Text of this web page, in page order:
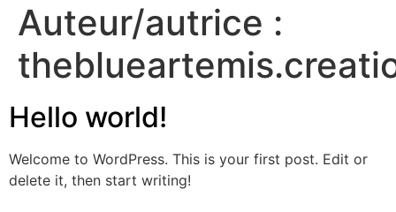
Auteur/autrice :
Hello world!
Welcome to WordPress. This is your first post. Edit or
delete it, then start writing!